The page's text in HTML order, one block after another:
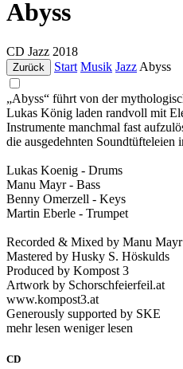
Abyss
CD Jazz 2018
Zurück Start Musik Jazz Abyss
„Abyss“ führt von der
Lukas König laden randvoll mit
Instrumente manchmal fast
die ausgedehnten Soundtüfteleien
Lukas Koenig - Drums
Manu Mayr - Bass
Benny Omerzell - Keys
Martin Eberle - Trumpet
Recorded & Mixed by Manu
Mastered by Husky S. Höskulds
Produced by Kompost 3
Artwork by Schorschfeierfeil.at
www.kompost3.at
Generously supported by SKE
mehr lesen weniger lesen
CD